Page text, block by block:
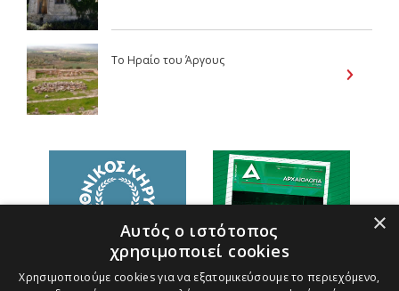
Το Ηραίο του Άργους
×
Αυτός ο ιστότοπος
χρησιμοποιεί cookies
Χρησιμοποιούμε cookies για να εξατομικεύσουμε το περιεχόμενο,